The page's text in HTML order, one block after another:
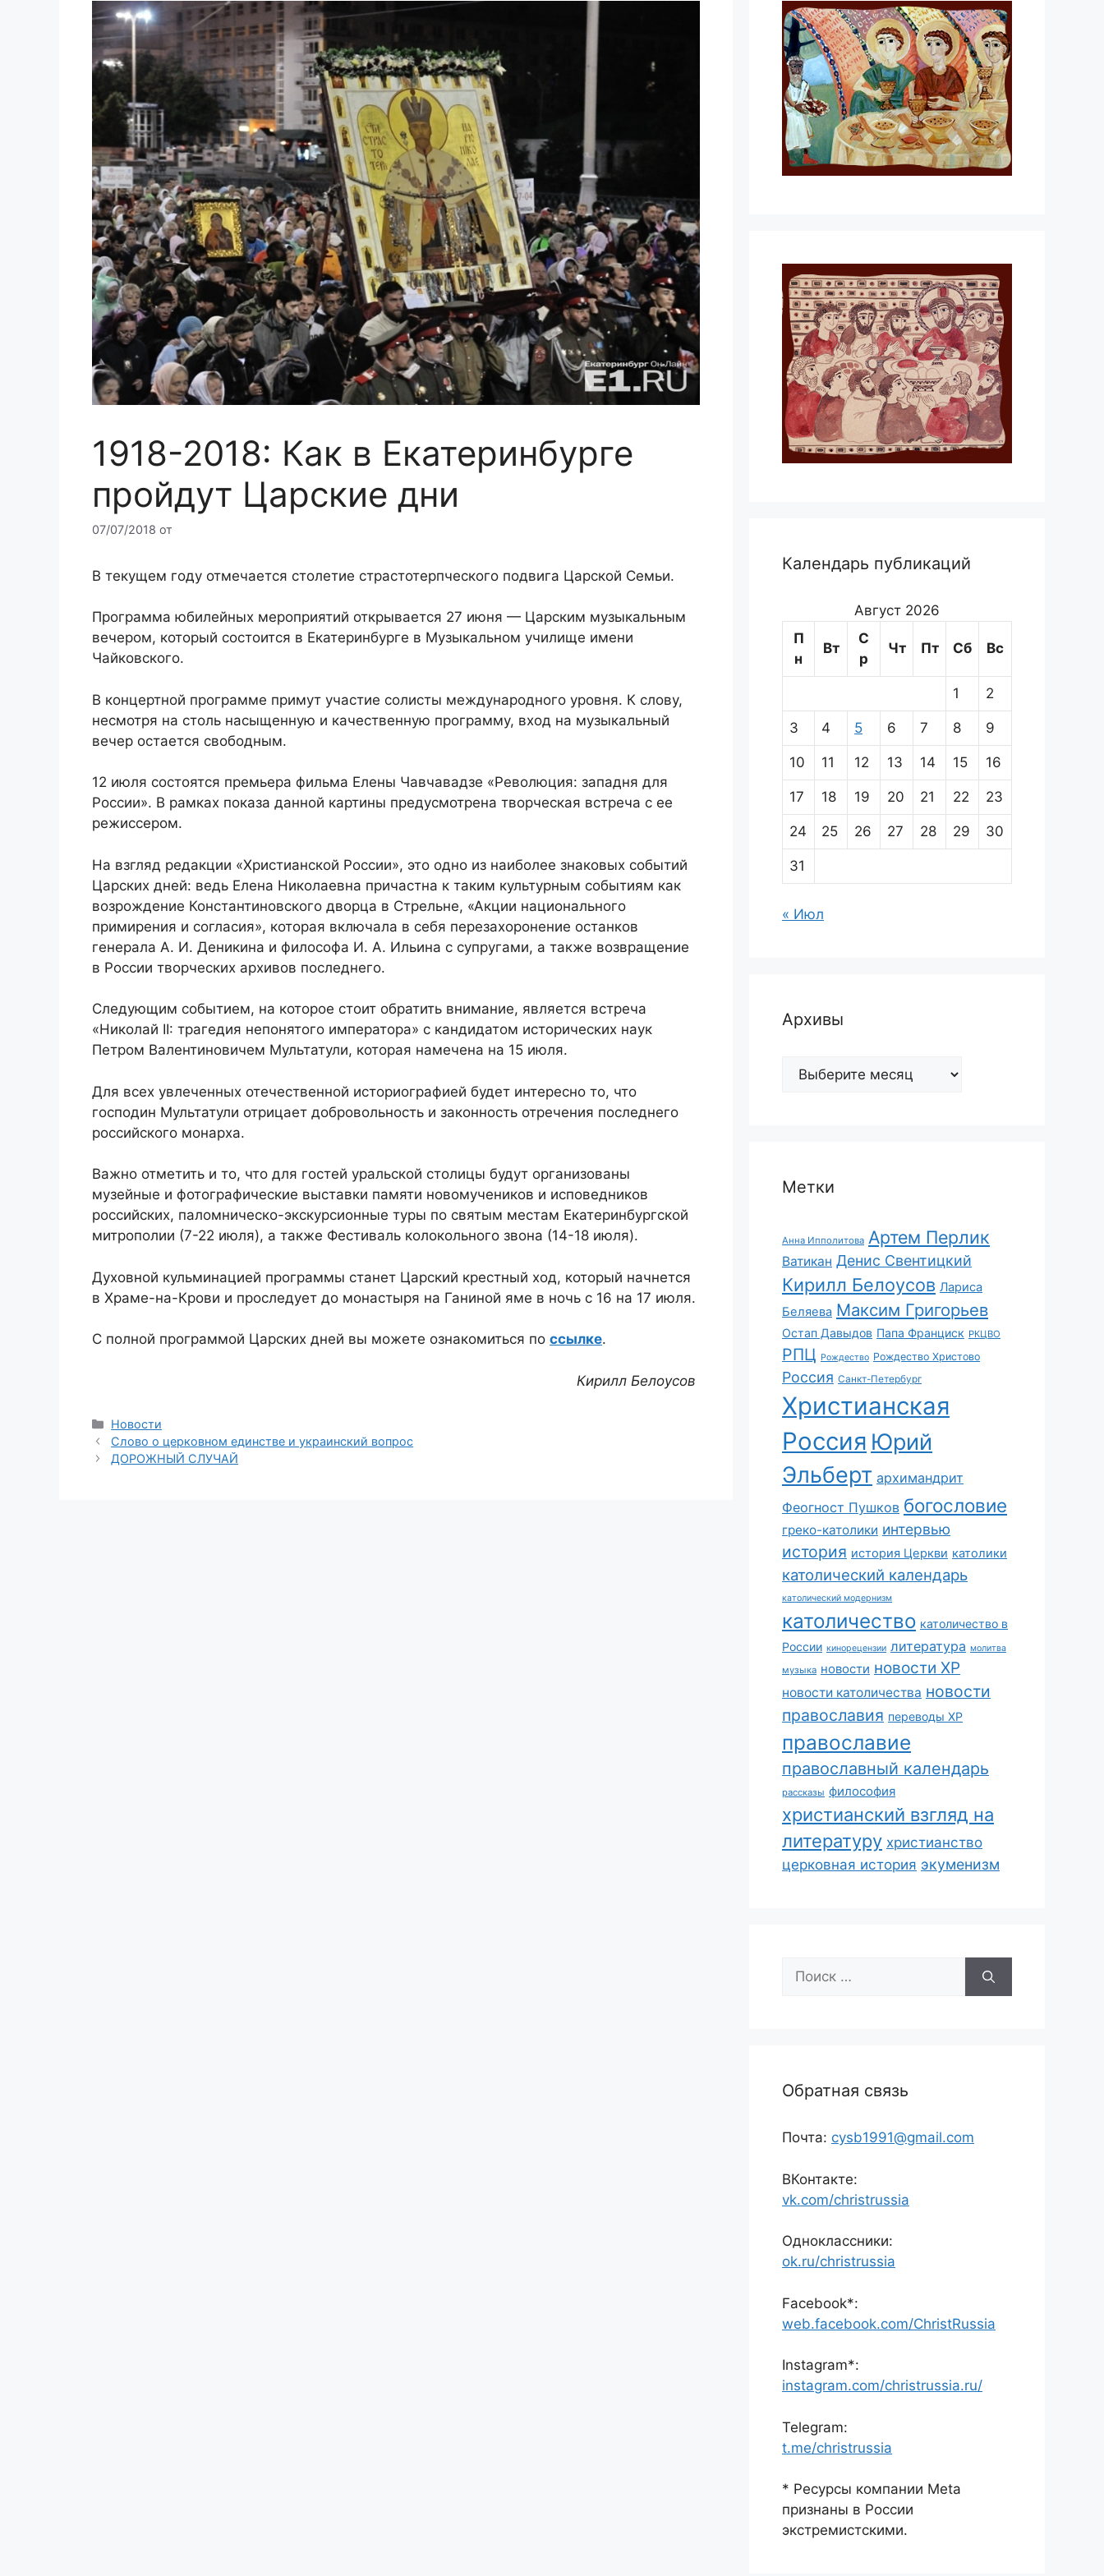
1918-2018: Как в Екатеринбурге
пройдут Царские дни
07/07/2018 от
В текущем году отмечается столетие страстотерпческого подвига Царской Семьи.
Программа юбилейных мероприятий открывается 27 июня — Царским музыкальным
вечером, который состоится в Екатеринбурге в Музыкальном училище имени
Чайковского.
В концертной программе примут участие солисты международного уровня. К слову,
несмотря на столь насыщенную и качественную программу, вход на музыкальный
вечер остается свободным.
12 июля состоятся премьера фильма Елены Чавчавадзе «Революция: западня для
России». В рамках показа данной картины предусмотрена творческая встреча с ее
режиссером.
На взгляд редакции «Христианской России», это одно из наиболее знаковых событий
Царских дней: ведь Елена Николаевна причастна к таким культурным событиям как
возрождение Константиновского дворца в Стрельне, «Акции национального
примирения и согласия», которая включала в себя перезахоронение останков
генерала А. И. Деникина и философа И. А. Ильина с супругами, а также возвращение
в России творческих архивов последнего.
Следующим событием, на которое стоит обратить внимание, является встреча
«Николай II: трагедия непонятого императора» с кандидатом исторических наук
Петром Валентиновичем Мультатули, которая намечена на 15 июля.
Для всех увлеченных отечественной историографией будет интересно то, что
господин Мультатули отрицает добровольность и законность отречения последнего
российского монарха.
Важно отметить и то, что для гостей уральской столицы будут организованы
музейные и фотографические выставки памяти новомучеников и исповедников
российских, паломническо-экскурсионные туры по святым местам Екатеринбургской
митрополии (7-22 июля), а также Фестиваль колокольного звона (14-18 июля).
Духовной кульминацией программы станет Царский крестный ход, который начнется
в Храме-на-Крови и проследует до монастыря на Ганиной яме в ночь с 16 на 17 июля.
С полной программой Царских дней вы можете ознакомиться по ссылке.
Кирилл Белоусов
Рубрики
Новости
Слово о церковном единстве и украинский вопрос
ДОРОЖНЫЙ СЛУЧАЙ
Календарь публикаций
Август 2026
П
н
Вт
С
р
Чт Пт Сб Вс
1 2
3 4 5 6 7 8 9
10 11 12 13 14 15 16
17 18 19 20 21 22 23
24 25 26 27 28 29 30
31
« Июл
Архивы
Архивы
Метки
Анна Ипполитова Артем Перлик
Ватикан Денис Свентицкий
Кирилл Белоусов Лариса
Беляева Максим Григорьев
Остап Давыдов Папа Франциск РКЦВО
РПЦ Рождество Рождество Христово
Россия Санкт-Петербург
Христианская
Россия Юрий
Эльберт архимандрит
Феогност Пушков богословие
греко-католики интервью
история история Церкви католики
католический календарь
католический модернизм
католичество католичество в
России кинорецензии литература молитва
музыка новости новости ХР
новости католичества новости
православия переводы ХР
православие
православный календарь
рассказы философия
христианский взгляд на
литературу христианство
церковная история экуменизм
Поиск:
Обратная связь
Почта: cysb1991@gmail.com
ВКонтакте:
vk.com/christrussia
Одноклассники:
ok.ru/christrussia
Facebook*:
web.facebook.com/ChristRussia
Instagram*:
instagram.com/christrussia.ru/
Telegram:
t.me/christrussia
* Ресурсы компании Meta
признаны в России
экстремистскими.